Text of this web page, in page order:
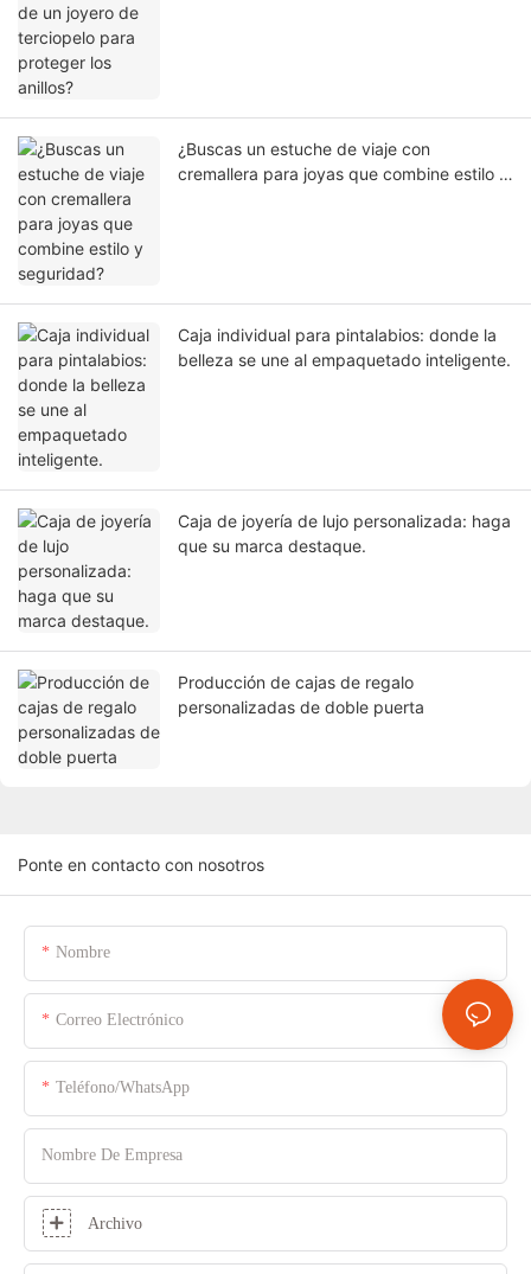
¿Buscas un estuche de viaje con
cremallera para joyas que combine estilo y
Caja individual para pintalabios: donde la
belleza se une al empaquetado inteligente.
Caja de joyería de lujo personalizada: haga
que su marca destaque.
Producción de cajas de regalo
personalizadas de doble puerta
Ponte en contacto con nosotros
Nombre
Correo Electrónico
Teléfono/WhatsApp
Nombre De Empresa
Archivo